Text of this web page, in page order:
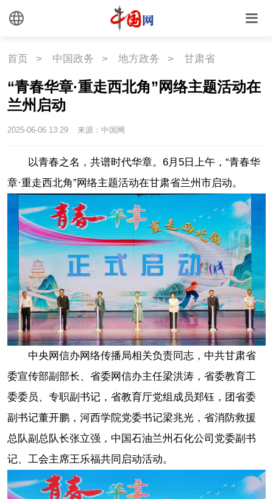
首页 > 中国政务 > 地方政务 > 甘肃省
“青春华章·重走西北角”网络主题活动在
兰州启动
2025-06-06 13:29 来源：中国网
以青春之名，共谱时代华章。6月5日上午，“青春华
章·重走西北角”网络主题活动在甘肃省兰州市启动。
中央网信办网络传播局相关负责同志，中共甘肃省
委宣传部副部长、省委网信办主任梁洪涛，省委教育工
委委员、专职副书记，省教育厅党组成员郑钰，团省委
副书记董开鹏，河西学院党委书记梁兆光，省消防救援
总队副总队长张立强，中国石油兰州石化公司党委副书
记、工会主席王乐福共同启动活动。